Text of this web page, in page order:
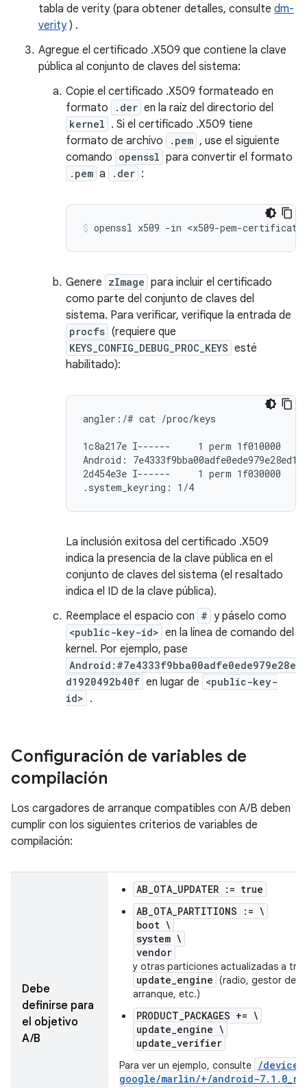
tabla de verity (para obtener detalles, consulte dm-
verity) .
Agregue el certificado .X509 que contiene la clave
pública al conjunto de claves del sistema:
Copie el certificado .X509 formateado en
formato
.der en la raíz del directorio del
kernel . Si el certificado .X509 tiene
formato de archivo
.pem , use el siguiente
comando openssl para convertir el formato
.pem a .der :
openssl x509 -in <x509-pem-
Genere zImage para incluir el certificado
como parte del conjunto de claves del
sistema. Para verificar, verifique la entrada de
procfs (requiere que
KEYS_CONFIG_DEBUG_PROC_KEYS esté
habilitado):
angler:/# cat /proc/keys
1c8a217e I------     1 perm 1f010000
Android:
2d454e3e I------     1 perm 1f030000
.system_keyring: 1/4
La inclusión exitosa del certificado .X509
indica la presencia de la clave pública en el
conjunto de claves del sistema (el resaltado
indica el ID de la clave pública).
Reemplace el espacio con # y páselo como
<public-key-id> en la línea de comando del
kernel. Por ejemplo, pase
Android:#7e4333f9bba00adfe0ede979e28e
d1920492b40f en lugar de <public-key-
id> .
Configuración de variables de
compilación
Los cargadores de arranque compatibles con A/B deben
cumplir con los siguientes criterios de variables de
compilación:
Debe
definirse para
el objetivo
A/B
AB_OTA_UPDATER := true
AB_OTA_PARTITIONS := \
boot \
system \
vendor
y otras particiones actualizadas a
update_engine (radio, gestor de
arranque, etc.)
PRODUCT_PACKAGES += \
update_engine \
update_verifier
Para ver un ejemplo, consulte /device
google/marlin/+/android-7. 1 . 0 r1